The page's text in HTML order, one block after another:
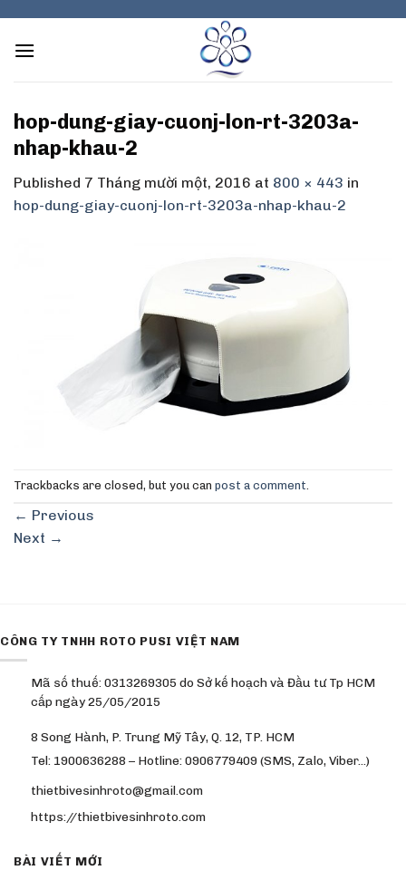
content
hop-dung-giay-cuonj-lon-rt-3203a-
nhap-khau-2
Published 7 Tháng mười một, 2016 at 800 × 443 in
hop-dung-giay-cuonj-lon-rt-3203a-nhap-khau-2
Trackbacks are closed, but you can post a comment
← Previous
Next →
CÔNG TY TNHH ROTO PUSI VIỆT NAM
Mã số thuế: 0313269305 do Sở kế hoạch và Đầu tư Tp HCM
cấp ngày 25/05/2015
8 Song Hành, P. Trung Mỹ Tây, Q. 12, TP. HCM
Tel: 1900636288 – Hotline: 0906779409 (SMS, Zalo, Viber…)
thietbivesinhroto@gmail.com
https://thietbivesinhroto.com
BÀI VIẾT MỚI